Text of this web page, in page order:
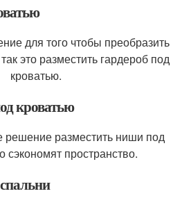
для того чтобы преобразить
это разместить гардероб под
кроватью.
кроватью
разместить ниши под
сэкономят пространство.